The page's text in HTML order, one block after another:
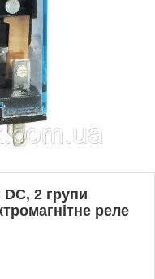
2 групи
реле